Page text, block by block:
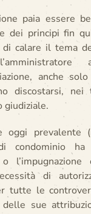
paia essere
dei principi fin
di calare il tema
anche
discostarsi, nei
giudiziale.
oggi prevalente
condominio
o
di
tutte le
delle sue